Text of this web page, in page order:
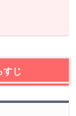
魂」が宿っていた
すじ